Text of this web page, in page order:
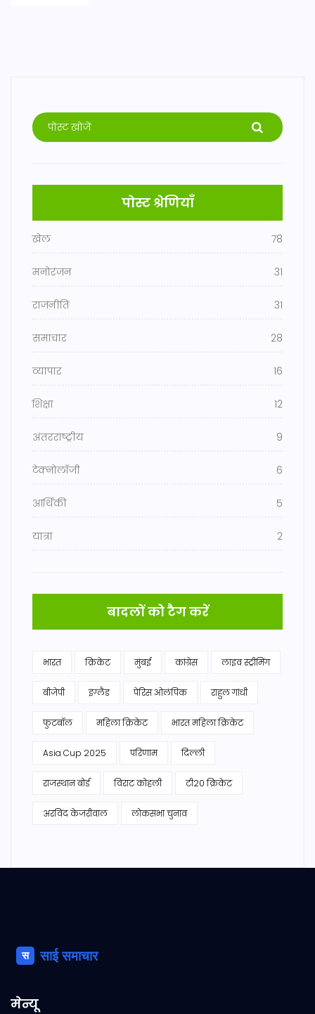
पोस्ट श्रेणियाँ
खेल 78
मनोरंजन 31
राजनीति 31
समाचार 28
व्यापार 16
शिक्षा 12
अंतरराष्ट्रीय 9
टेक्नोलॉजी 6
आर्थिकी 5
यात्रा 2
बादलों को टैग करें
भारत क्रिकेट मुंबई कांग्रेस लाइव स्ट्रीमिंग
बीजेपी इंग्लैंड पेरिस ओलंपिक राहुल गांधी
फुटबॉल महिला क्रिकेट भारत महिला क्रिकेट
Asia Cup 2025 परिणाम दिल्ली
राजस्थान बोर्ड विराट कोहली टी20 क्रिकेट
अरविंद केजरीवाल लोकसभा चुनाव
मेन्यू